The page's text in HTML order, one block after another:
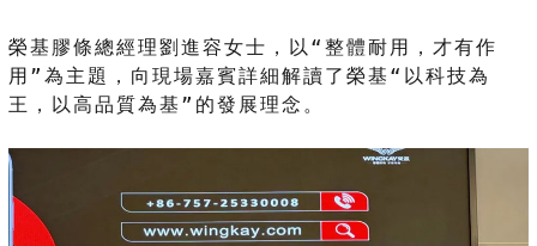
榮基膠條總經理劉進容女士，以“整體耐用，才有作
用”為主題，向現場嘉賓詳細解讀了榮基“以科技為
王，以高品質為基”的發展理念。